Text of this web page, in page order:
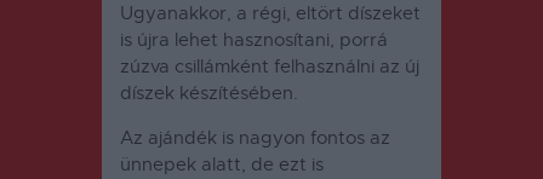
Ugyanakkor, a régi, eltört díszeket
is újra lehet hasznosítani, porrá
zúzva csillámként felhasználni az új
díszek készítésében.
Az ajándék is nagyon fontos az
ünnepek alatt, de ezt is